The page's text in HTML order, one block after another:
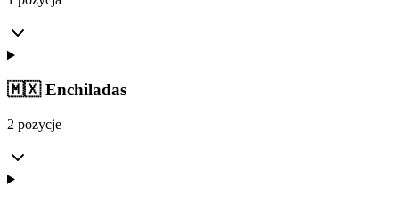
🇲🇽 Enchiladas
2 pozycje